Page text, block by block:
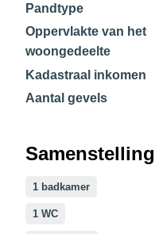
Pandtype
Oppervlakte van het
woongedeelte
Kadastraal inkomen
Aantal gevels
Samenstelling
1 badkamer
1 WC